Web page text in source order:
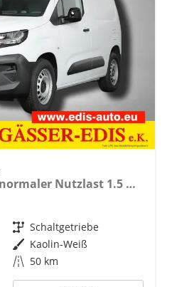
Kastenwagen M mit normaler Nutzlast 1.5 Diesel 6-Gang
Getriebe Schaltgetriebe
Außenfarbe Kaolin-Weiß
Kilometerstand 50 km